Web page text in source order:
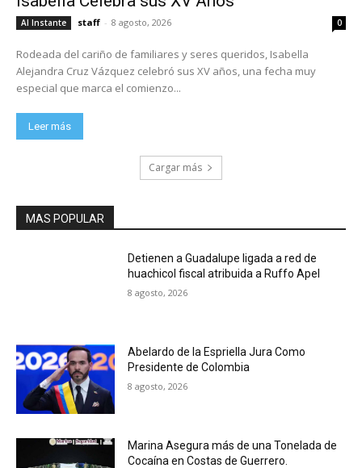
Al Instante staff - 8 agosto, 2026 0
Rodeada del cariño de familiares y seres queridos, Isabella
Alejandra Cruz Vázquez celebró sus XV años, una fecha muy
especial que marca el comienzo...
Leer más
Cargar más
MAS POPULAR
Detienen a Guadalupe ligada a red de
huachicol fiscal atribuida a Ruffo Apel
8 agosto, 2026
Abelardo de la Espriella Jura Como
Presidente de Colombia
8 agosto, 2026
Marina Asegura más de una Tonelada de
Cocaína en Costas de Guerrero.